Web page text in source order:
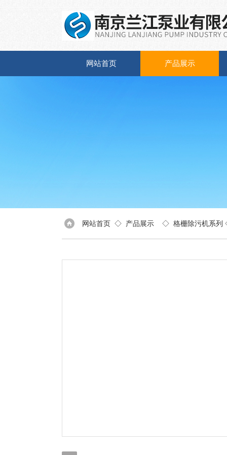
网站首页 产品展示
网站首页 ◇ 产品展示 ◇ 格栅除污机系列